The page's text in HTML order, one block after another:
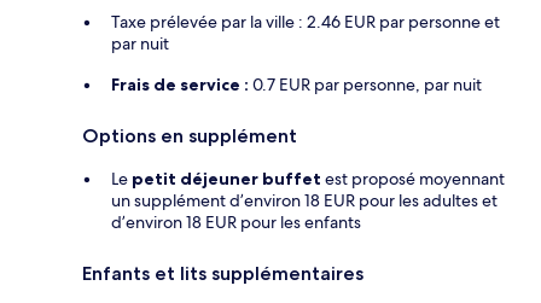
Taxe prélevée par la ville : 2.46 EUR par personne et
par nuit
Frais de service : 0.7 EUR par personne, par nuit
Options en supplément
Le petit déjeuner buffet est proposé moyennant
un supplément d’environ 18 EUR pour les adultes et
d’environ 18 EUR pour les enfants
Enfants et lits supplémentaires